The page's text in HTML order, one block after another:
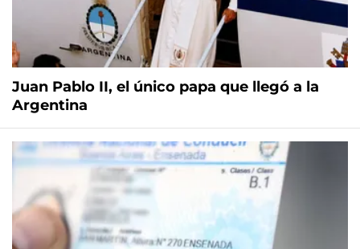
Juan Pablo II, el único papa que llegó a la
Argentina